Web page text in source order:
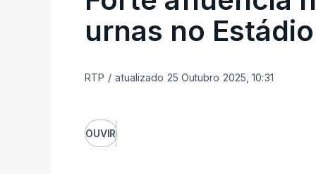
urnas no
RTP / atualizado 25 Outubro 2025, 10:31
OUVIR